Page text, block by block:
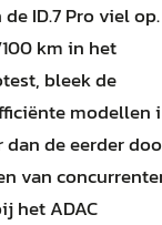
ID.7 Pro viel op.
km in het
bleek de
modellen
dan de eerder
van
het ADAC